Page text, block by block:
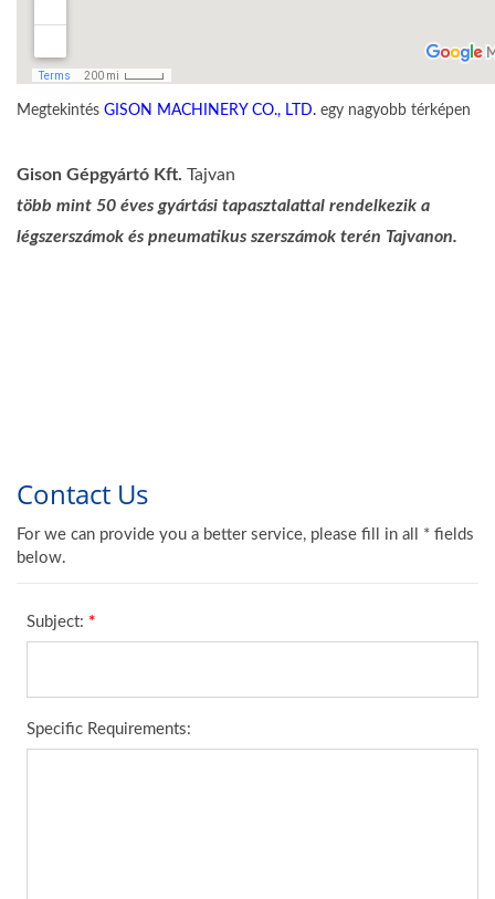
Megtekintés GISON MACHINERY CO., LTD. egy nagyobb térképen
Gison Gépgyártó Kft. Tajvan
több mint 50 éves gyártási tapasztalattal rendelkezik a
légszerszámok és pneumatikus szerszámok terén Tajvanon.